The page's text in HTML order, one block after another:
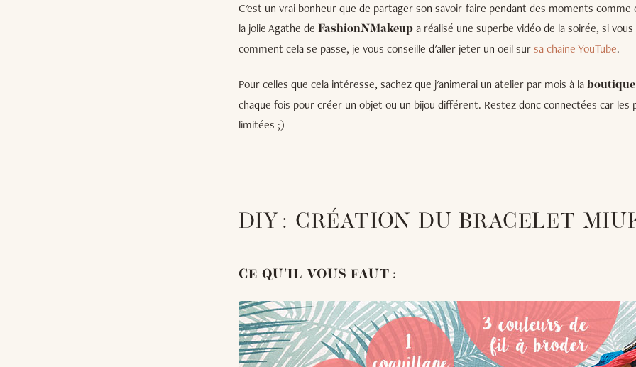
C'est un vrai bonheur que de partager son savoir-faire pendant des moments comme
la jolie Agathe de FashionNMakeup a réalisé une superbe vidéo de la soirée, si
comment cela se passe, je vous conseille d'aller jeter un oeil sursa chaine YouTube.
Pour celles que cela intéresse, sachez que j'animerai un atelier par mois à la
chaque fois pour créer un objet ou un bijou différent. Restez donc connectées car les
limitées ;)
DIY : CRÉATION DU BRACELET
CE QU'IL VOUS FAUT :